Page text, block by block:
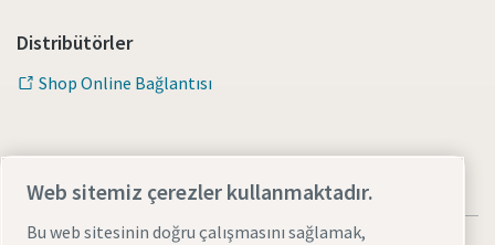
Distribütörler
Shop Online Bağlantısı
Web sitemiz çerezler kullanmaktadır.
Bu web sitesinin doğru çalışmasını sağlamak,